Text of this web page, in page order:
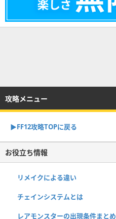
攻略メニュー
▶︎FF12攻略TOPに戻る
お役立ち情報
リメイクによる違い
チェインシステムとは
レアモンスターの出現条件まとめ